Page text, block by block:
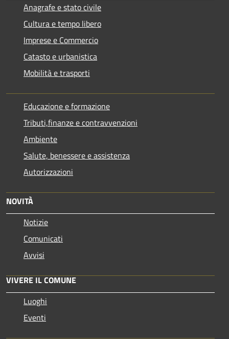
Anagrafe e stato civile
Cultura e tempo libero
Imprese e Commercio
Catasto e urbanistica
Mobilità e trasporti
Educazione e formazione
Tributi,finanze e contravvenzioni
Ambiente
Salute, benessere e assistenza
Autorizzazioni
NOVITÀ
Notizie
Comunicati
Avvisi
VIVERE IL COMUNE
Luoghi
Eventi